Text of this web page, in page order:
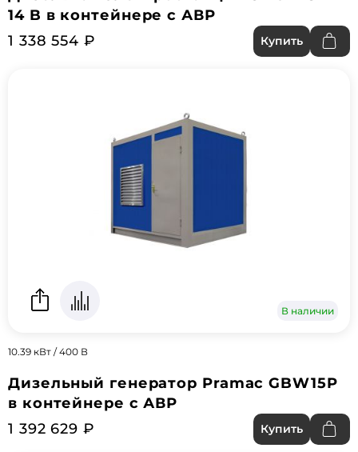
14 B в контейнере с АВР
1 338 554 ₽
Купить
В наличии
10.39 кВт / 400 В
Дизельный генератор Pramac GBW15P
в контейнере с АВР
1 392 629 ₽
Купить